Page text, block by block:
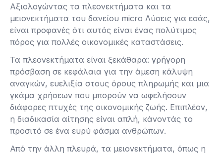
Αξιολογώντας τα πλεονεκτήματα και τα
μειονεκτήματα του δανείου micro Λύσεις για εσάς,
είναι προφανές ότι αυτός είναι ένας πολύτιμος
πόρος για πολλές οικονομικές καταστάσεις.
Τα πλεονεκτήματα είναι ξεκάθαρα: γρήγορη
πρόσβαση σε κεφάλαια για την άμεση κάλυψη
αναγκών, ευελιξία στους όρους πληρωμής και μια
γκάμα χρήσεων που μπορούν να ωφελήσουν
διάφορες πτυχές της οικονομικής ζωής. Επιπλέον,
η διαδικασία αίτησης είναι απλή, κάνοντάς το
προσιτό σε ένα ευρύ φάσμα ανθρώπων.
Από την άλλη πλευρά, τα μειονεκτήματα, όπως η